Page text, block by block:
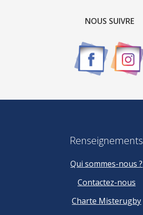
NOUS SUIVRE
Renseignements
Qui sommes-nous ?
Contactez-nous
Charte Misterugby